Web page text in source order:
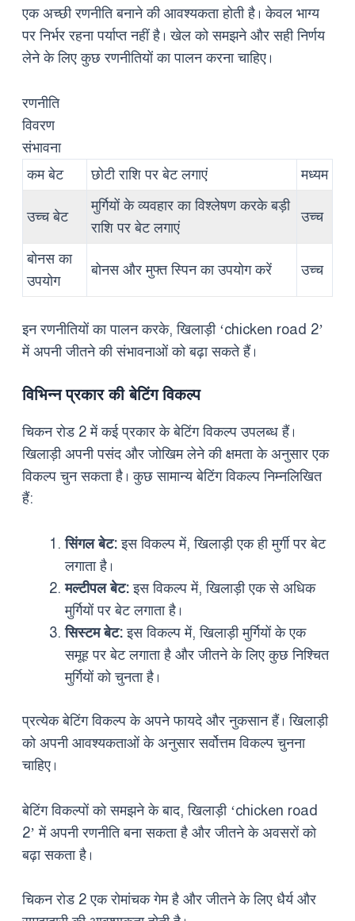
एक अच्छी रणनीति बनाने की आवश्यकता होती है। केवल भाग्य
पर निर्भर रहना पर्याप्त नहीं है। खेल को समझने और सही निर्णय
लेने के लिए कुछ रणनीतियों का पालन करना चाहिए।
रणनीति
विवरण
संभावना
कम बेट
छोटी राशि पर बेट लगाएं मध्यम
उच्च बेट
मुर्गियों के व्यवहार का विश्लेषण करके बड़ी
राशि पर बेट लगाएं
उच्च
बोनस का
उपयोग
बोनस और मुफ्त स्पिन का उपयोग करें उच्च
इन रणनीतियों का पालन करके, खिलाड़ी ‘chicken road 2’
में अपनी जीतने की संभावनाओं को बढ़ा सकते हैं।
विभिन्न प्रकार की बेटिंग विकल्प
चिकन रोड 2 में कई प्रकार के बेटिंग विकल्प उपलब्ध हैं।
खिलाड़ी अपनी पसंद और जोखिम लेने की क्षमता के अनुसार एक
विकल्प चुन सकता है। कुछ सामान्य बेटिंग विकल्प निम्नलिखित
हैं:
सिंगल बेट:इस विकल्प में, खिलाड़ी एक ही मुर्गी पर बेट
लगाता है।
मल्टीपल बेट:इस विकल्प में, खिलाड़ी एक से अधिक
मुर्गियों पर बेट लगाता है।
सिस्टम बेट:इस विकल्प में, खिलाड़ी मुर्गियों के एक
समूह पर बेट लगाता है और जीतने के लिए कुछ निश्चित
मुर्गियों को चुनता है।
प्रत्येक बेटिंग विकल्प के अपने फायदे और नुकसान हैं। खिलाड़ी
को अपनी आवश्यकताओं के अनुसार सर्वोत्तम विकल्प चुनना
चाहिए।
बेटिंग विकल्पों को समझने के बाद, खिलाड़ी ‘chicken road
2’ में अपनी रणनीति बना सकता है और जीतने के अवसरों को
बढ़ा सकता है।
चिकन रोड 2 एक रोमांचक गेम है और जीतने के लिए धैर्य और